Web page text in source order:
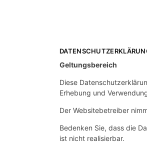
Geltungsbereich
Diese
Erhebung und
Der Websitebetreiber
Bedenken Sie, dass die
ist nicht realisierbar.